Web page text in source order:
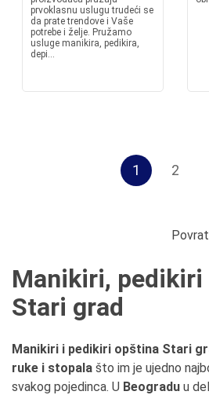
prvoklasnu uslugu trudeći se
da prate trendove i Vaše
potrebe i želje. Pružamo
usluge manikira, pedikira,
depi...
1 2
Manikiri,
Stari grad
Manikiri i pedikiri opština Stari
ruke i stopala što im je ujedno
svakog pojedinca. U Beogradu u